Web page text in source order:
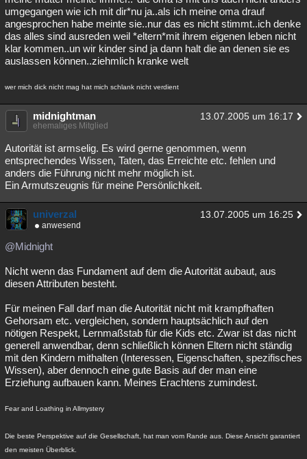
umgegangen wie ich mit dir*nu ja..als ich meine oma drauf
angesprochen habe meinte sie..nur das es nicht stimmt..ich denke
das alles sind ausreden weil *eltern*mit ihrem eigenen leben nicht
klar kommen..un wir kinder sind ja dann halt die an denen sie es
auslassen können..ziehmlich kranke welt
wer mich dick nicht mag hat mich schlank nicht verdient
midnightman 13.07.2005 um 16:17
ehemaliges Mitglied
Autorität ist armselig. Es wird gerne genommen, wenn
entsprechendes Wissen, Taten, das Erreichte etc. fehlen und
anders die Führung nicht mehr möglich ist.
Ein Armutszeugnis für meine Persönlichkeit.
univerzal 13.07.2005 um 16:25
anwesend
@Midnight
Nicht wenn das Fundament auf dem die Autorität aubaut, aus
diesen Attributen besteht.
Für meinen Fall darf man die Autorität nicht mit krampfhaften
Gehorsam etc. vergleichen, sondern hauptsächlich auf den
nötigen Respekt, Lernmaßstab für die Kids etc. Zwar ist das nicht
generell anwendbar, denn schließlich können Eltern nicht ständig
mit den Kindern mithalten (Interessen, Eigenschaften, spezifisches
Wissen), aber dennoch eine gute Basis auf der man eine
Erziehung aufbauen kann. Meines Erachtens zumindest.
Fear and Loathing in Allmystery
Die beste Perspektive auf die Gesellschaft, hat man vom Rande aus. Diese Ansicht garantiert
den meisten Überblick.